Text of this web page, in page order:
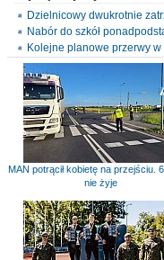
Dzielnicowy dwukrotnie
Nabór do szkół
Kolejne planowe przerwy
MAN potrącił kobietę na przejściu.
nie żyje